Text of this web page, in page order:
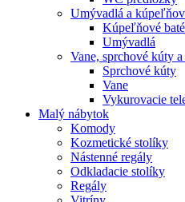
Umývadlá a
Kúpeľňové
Umývadlá
Vane, sprchové kúty
Sprchové kúty
Vane
Vykurovacie
Malý nábytok
Komody
Kozmetické stolíky
Nástenné regály
Odkladacie stolíky
Regály